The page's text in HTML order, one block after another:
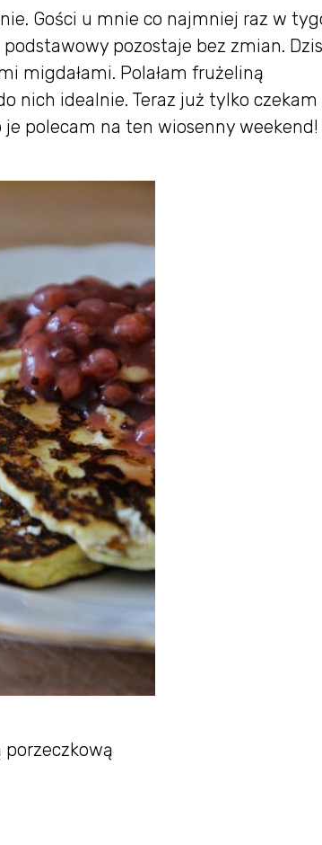
Gości u mnie co najmniej raz w
pozostaje bez zmian.
migdałami. Polałam frużeliną
nich idealnie. Teraz już tylko czekam
polecam na ten wiosenny weekend!